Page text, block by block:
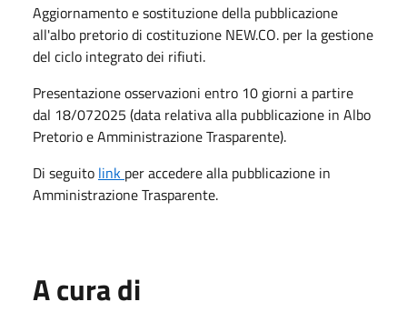
Aggiornamento e sostituzione della pubblicazione
all'albo pretorio di costituzione NEW.CO. per la gestione
del ciclo integrato dei rifiuti.
Presentazione osservazioni entro 10 giorni a partire
dal 18/072025 (data relativa alla pubblicazione in Albo
Pretorio e Amministrazione Trasparente).
Di seguito link per accedere alla pubblicazione in
Amministrazione Trasparente.
A cura di